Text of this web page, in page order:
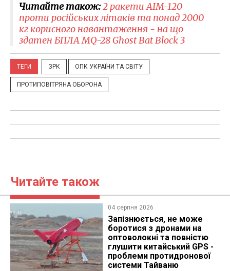
Читайте також:2 ракети AIM-120
проти російських літаків та понад 2000
кг корисного навантаження - на що
здатен БПЛА MQ-28 Ghost Bat Block 3
ТЕГИ ЗРК ОПК УКРАЇНИ ТА СВІТУ
ПРОТИПОВІТРЯНА ОБОРОНА
Читайте також
04 серпня 2026
Запізнюється, не може
боротися з дронами на
оптоволокні та повністю
глушити китайський GPS -
проблеми протидронової
системи Тайваню